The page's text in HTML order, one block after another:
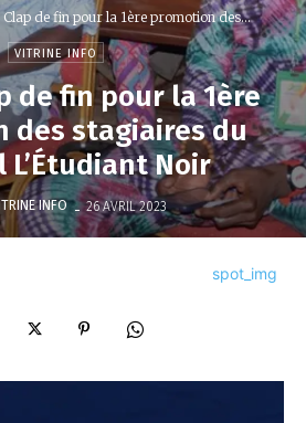
de fin pour la 1ère promotion des...
VITRINE INFO
de fin pour la 1ère
des stagiaires du
L’Étudiant Noir
INFO - 26 AVRIL 2023